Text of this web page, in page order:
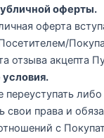
оферты.
оферта
отзыва акцепта
переуступать
свои права и
с